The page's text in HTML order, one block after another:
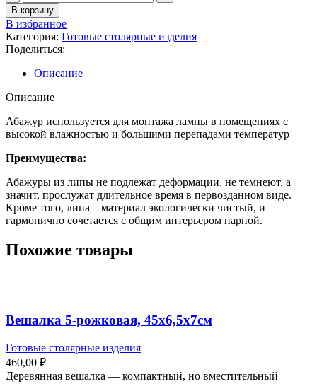
В корзину
В избранное
Категория: Готовые столярные изделия
Поделиться:
Описание
Описание
Абажур используется для монтажа лампы в помещениях с
высокой влажностью и большими перепадами температур
Преимущества:
Абажуры из липы не подлежат деформации, не темнеют, а
значит, прослужат длительное время в первозданном виде.
Кроме того, липа – материал экологически чистый, и
гармонично сочетается с общим интерьером парной.
Похожие товары
Вешалка 5-рожковая, 45х6,5х7см
Готовые столярные изделия
460,00 ₽
Деревянная вешалка — компактный, но вместительный